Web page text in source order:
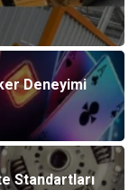
Deneyimi
Standartları